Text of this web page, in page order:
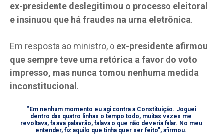
ex-presidente deslegitimou o processo eleitoral
e insinuou que há fraudes na urna eletrônica.
Em resposta ao ministro, o ex-presidente afirmou
que sempre teve uma retórica a favor do voto
impresso, mas nunca tomou nenhuma medida
inconstitucional .
“Em nenhum momento eu agi contra a Constituição. Joguei
dentro das quatro linhas o tempo todo, muitas vezes me
revoltava, falava palavrão, falava o que não deveria falar. No meu
entender, fiz aquilo que tinha quer ser feito”, afirmou.